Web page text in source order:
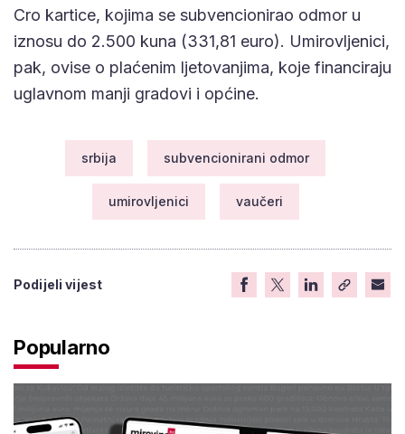
Cro kartice, kojima se subvencionirao odmor u
iznosu do 2.500 kuna (331,81 euro). Umirovljenici,
pak, ovise o plaćenim ljetovanjima, koje financiraju
uglavnom manji gradovi i općine.
srbija subvencionirani odmor
umirovljenici vaučeri
Podijeli vijest
Popularno